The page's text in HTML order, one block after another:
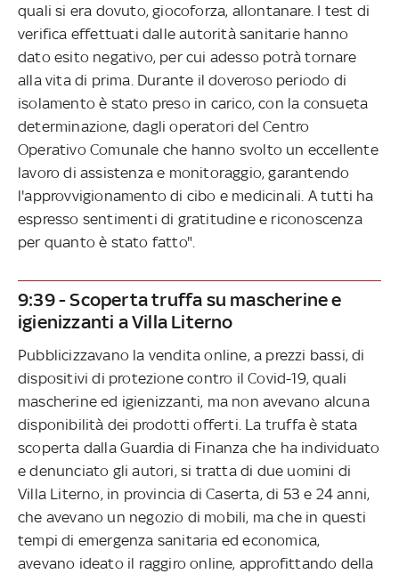
quali si era dovuto, giocoforza, allontanare. I test di
verifica effettuati dalle autorità sanitarie hanno
dato esito negativo, per cui adesso potrà tornare
alla vita di prima. Durante il doveroso periodo di
isolamento è stato preso in carico, con la consueta
determinazione, dagli operatori del Centro
Operativo Comunale che hanno svolto un eccellente
lavoro di assistenza e monitoraggio, garantendo
l'approvvigionamento di cibo e medicinali. A tutti ha
espresso sentimenti di gratitudine e riconoscenza
per quanto è stato fatto".
9:39 - Scoperta truffa su mascherine e
igienizzanti a Villa Literno
Pubblicizzavano la vendita online, a prezzi bassi, di
dispositivi di protezione contro il Covid-19, quali
mascherine ed igienizzanti, ma non avevano alcuna
disponibilità dei prodotti offerti. La truffa è stata
scoperta dalla Guardia di Finanza che ha individuato
e denunciato gli autori, si tratta di due uomini di
Villa Literno, in provincia di Caserta, di 53 e 24 anni,
che avevano un negozio di mobili, ma che in questi
tempi di emergenza sanitaria ed economica,
avevano ideato il raggiro online, approfittando della